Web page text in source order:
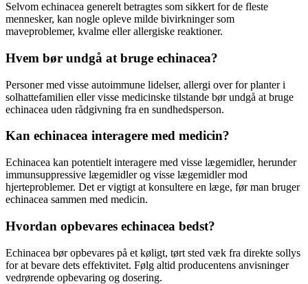
Selvom echinacea generelt betragtes som sikkert for de fleste
mennesker, kan nogle opleve milde bivirkninger som
maveproblemer, kvalme eller allergiske reaktioner.
Hvem bør undgå at bruge echinacea?
Personer med visse autoimmune lidelser, allergi over for planter i
solhattefamilien eller visse medicinske tilstande bør undgå at bruge
echinacea uden rådgivning fra en sundhedsperson.
Kan echinacea interagere med medicin?
Echinacea kan potentielt interagere med visse lægemidler, herunder
immunsuppressive lægemidler og visse lægemidler mod
hjerteproblemer. Det er vigtigt at konsultere en læge, før man bruger
echinacea sammen med medicin.
Hvordan opbevares echinacea bedst?
Echinacea bør opbevares på et køligt, tørt sted væk fra direkte sollys
for at bevare dets effektivitet. Følg altid producentens anvisninger
vedrørende opbevaring og dosering.